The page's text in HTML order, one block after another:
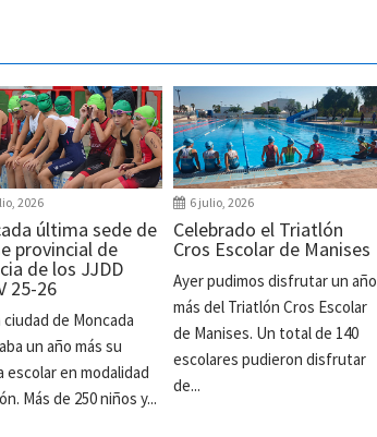
2026
última sede de
provincial de
de los JJDD
25-26
ciudad de Moncada
un año más su
escolar en modalidad
Más de 250 niños y...
6 julio, 2026
Celebrado el Triatlón
Cros Escolar de Manises
Ayer pudimos disfrutar un año
más del Triatlón Cros Escolar
de Manises. Un total de 140
escolares pudieron disfrutar
de...